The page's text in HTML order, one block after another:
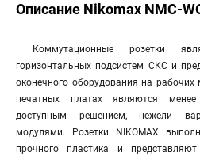
Описание Nikomax NMC-
Коммутационные розетки
горизонтальных подсистем СКС и
оконечного оборудования на рабочих
печатных платах являются
доступным решением, нежели
модулями. Розетки NIKOMAX
прочного пластика и